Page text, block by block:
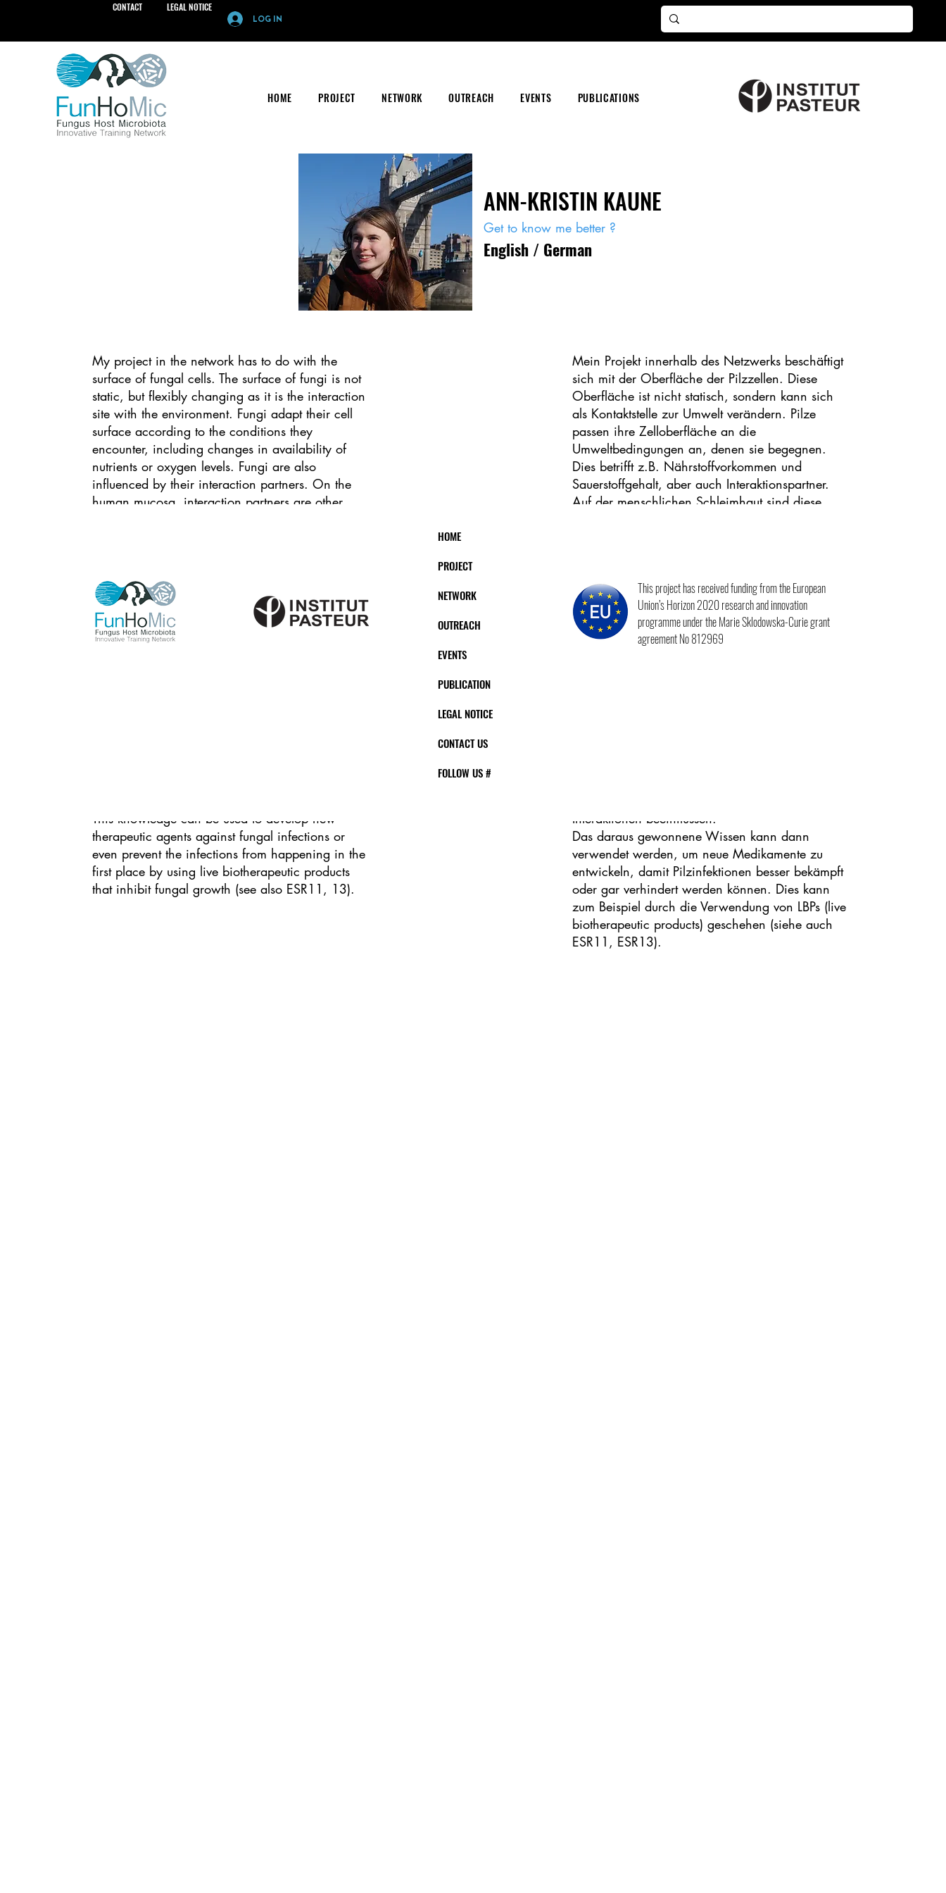
CONTACT LEGAL NOTICE
LOG IN
HOME PROJECT NETWORK OUTREACH EVENTS PUBLICATIONS
ANN-KRISTIN KAUNE
Get to know me better ?
English / German
My project in the network has to do with the
surface of fungal cells. The surface of fungi is not
static, but flexibly changing as it is the interaction
site with the environment. Fungi adapt their cell
surface according to the conditions they
encounter, including changes in availability of
nutrients or oxygen levels. Fungi are also
influenced by their interaction partners. On the
human mucosa, interaction partners are other
Human immune cells, for example, can
recognize fungal invaders by specific markers on
the fungal surface. During infection, fungi try to
cover these markers and thus become invisible to
This knowledge can be used to develop new
therapeutic agents against fungal infections or
even prevent the infections from happening in the
first place by using live biotherapeutic products
that inhibit fungal growth (see also ESR11, 13).
Mein Projekt innerhalb des Netzwerks beschäftigt
sich mit der Oberfläche der Pilzzellen. Diese
Oberfläche ist nicht statisch, sondern kann sich
als Kontaktstelle zur Umwelt verändern. Pilze
passen ihre Zelloberfläche an die
Umweltbedingungen an, denen sie begegnen.
Dies betrifft z.B. Nährstoffvorkommen und
Sauerstoffgehalt, aber auch Interaktionspartner.
Auf der menschlichen Schleimhaut sind diese
Erkennung bestimmter Strukturen auf der
Zelloberfläche. Menschliche Immunzellen können
so pilzliche Invasoren erkennen. Während einer
Infektion kann der Pilz aber versuchen, die
Interaktionen beeinflussen.
Das daraus gewonnene Wissen kann dann
verwendet werden, um neue Medikamente zu
entwickeln, damit Pilzinfektionen besser bekämpft
oder gar verhindert werden können. Dies kann
zum Beispiel durch die Verwendung von LBPs (live
biotherapeutic products) geschehen (siehe auch
ESR11, ESR13).
HOME
PROJECT
NETWORK
OUTREACH
EVENTS
PUBLICATION
LEGAL NOTICE
CONTACT US
FOLLOW US #
This project has received funding from the European
Union’s Horizon 2020 research and innovation
programme under the Marie Sklodowska-Curie grant
agreement No 812969